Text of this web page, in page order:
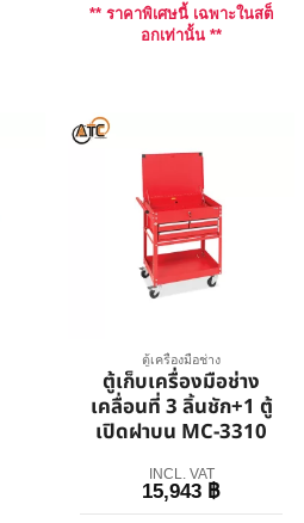
** ราคาพิเศษนี้ เฉพาะในสต็
อกเท่านั้น **
ตู้เครื่องมือช่าง
ตู้เก็บเครื่องมือช่าง
เคลื่อนที่ 3 ลิ้นชัก+1 ตู้
เปิดฝาบน MC-3310
INCL. VAT
15,943 ฿